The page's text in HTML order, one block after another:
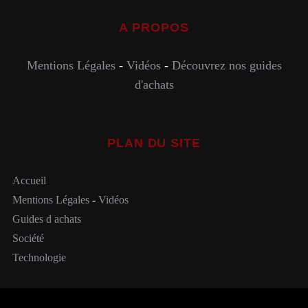
A PROPOS
Mentions Légales- Vidéos- Découvrez nos guides
d'achats
PLAN DU SITE
Accueil
Mentions Légales- Vidéos
Guides d achats
Société
Technologie